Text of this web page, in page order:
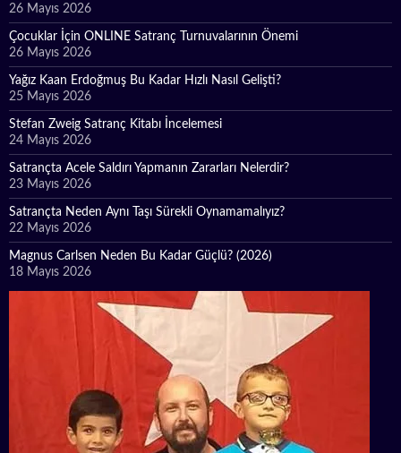
26 Mayıs 2026
Çocuklar İçin ONLINE Satranç Turnuvalarının Önemi
26 Mayıs 2026
Yağız Kaan Erdoğmuş Bu Kadar Hızlı Nasıl Gelişti?
25 Mayıs 2026
Stefan Zweig Satranç Kitabı İncelemesi
24 Mayıs 2026
Satrançta Acele Saldırı Yapmanın Zararları Nelerdir?
23 Mayıs 2026
Satrançta Neden Aynı Taşı Sürekli Oynamamalıyız?
22 Mayıs 2026
Magnus Carlsen Neden Bu Kadar Güçlü? (2026)
18 Mayıs 2026